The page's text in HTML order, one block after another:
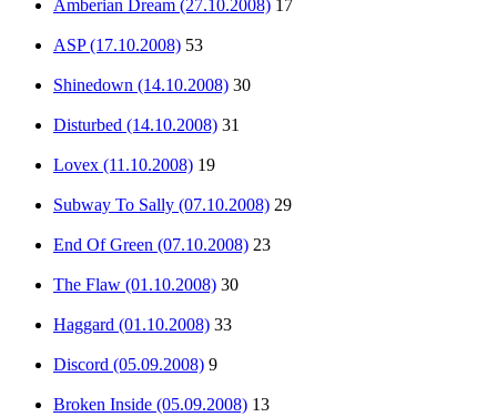
Amberian Dream (27.10.2008) 17
ASP (17.10.2008) 53
Shinedown (14.10.2008) 30
Disturbed (14.10.2008) 31
Lovex (11.10.2008) 19
Subway To Sally (07.10.2008) 29
End Of Green (07.10.2008) 23
The Flaw (01.10.2008) 30
Haggard (01.10.2008) 33
Discord (05.09.2008) 9
Broken Inside (05.09.2008) 13